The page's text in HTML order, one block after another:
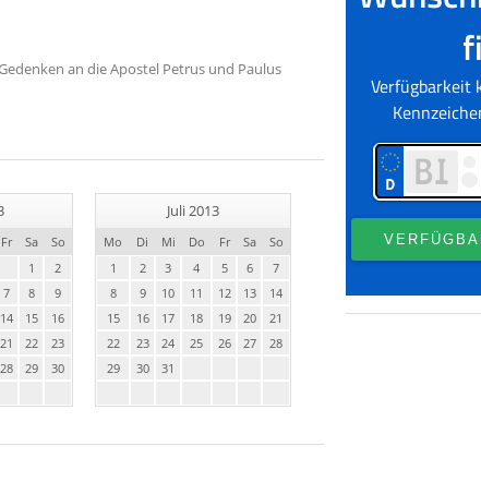
an die Apostel Petrus und Paulus
Fr Sa
So
1
2
7 8
9
14 15
16
21 22
23
28 29 30
Juli 2013
Mo Di Mi Do Fr Sa
So
1
2 3 4 5 6
7
8
9 10 11 12 13
14
15
16 17 18 19 20
21
22
23 24 25 26 27
28
29
30 31